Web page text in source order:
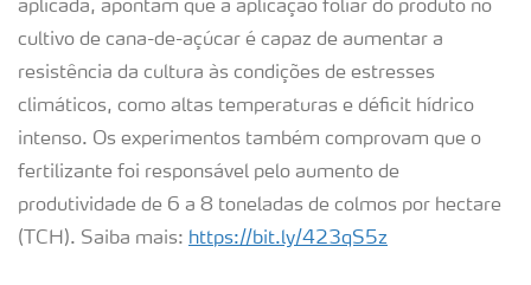
aplicada, apontam que a aplicação foliar do produto no
cultivo de cana-de-açúcar é capaz de aumentar a
resistência da cultura às condições de estresses
climáticos, como altas temperaturas e déficit hídrico
intenso. Os experimentos também comprovam que o
fertilizante foi responsável pelo aumento de
produtividade de 6 a 8 toneladas de colmos por hectare
(TCH). Saiba mais: https://bit.ly/423qS5z